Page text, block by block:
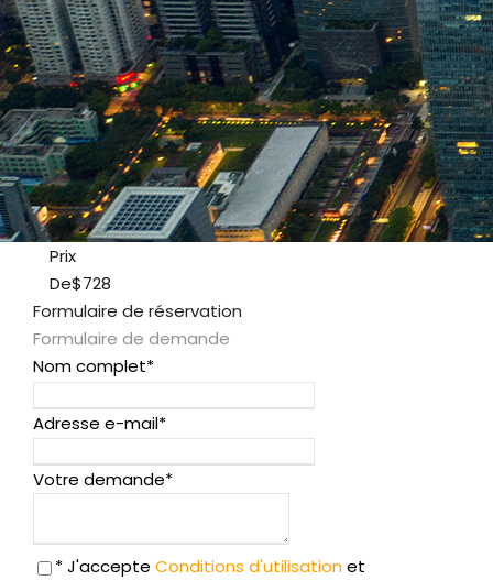
Prix
De$728
Formulaire de réservation
Formulaire de demande
Nom complet*
Adresse e-mail*
Votre demande*
* J'accepte Conditions d'utilisationet